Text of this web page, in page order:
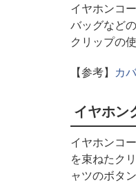
イヤホンコ
バッグなど
クリップの
【参考】 カ
イヤホン
イヤホンコ
を束ねたク
ャツのボタ